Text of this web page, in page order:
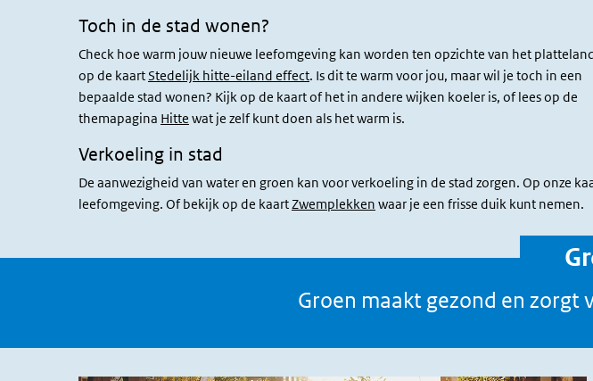
Toch in de stad wonen?
Check hoe warm jouw nieuwe leefomgeving kan worden ten opzichte van het
op de kaartStedelijk hitte-eiland effect. Is dit te warm voor jou, maar wil je toch in een
bepaalde stad wonen? Kijk op de kaart of het in andere wijken koeler is, of lees op de
themapagina Hitte wat je zelf kunt doen als het warm is.
Verkoeling in stad
De aanwezigheid van water en groen kan voor verkoeling in de stad zorgen. Op onze
leefomgeving. Of bekijk op de kaartZwemplekken waar je een frisse duik kunt nemen.
Groen maakt gezond en